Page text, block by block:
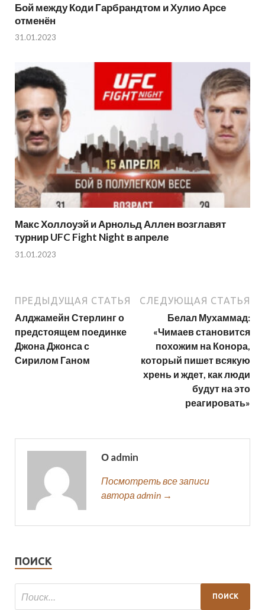
Бой между Коди Гарбрандтом и Хулио Арсе
отменён
31.01.2023
Макс Холлоуэй и Арнольд Аллен возглавят
турнир UFC Fight Night в апреле
31.01.2023
ПРЕДЫДУЩАЯ СТАТЬЯ
Алджамейн Стерлинг о
предстоящем поединке
Джона Джонса с
Сирилом Ганом
СЛЕДУЮЩАЯ СТАТЬЯ
Белал Мухаммад:
«Чимаев становится
похожим на Конора,
который пишет всякую
хрень и ждет, как люди
будут на это
реагировать»
О admin
Посмотреть все записи
автора admin →
ПОИСК